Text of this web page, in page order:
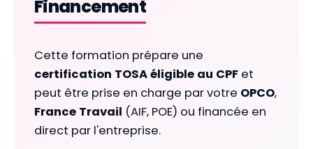
Financement
Cette formation prépare une
certification TOSA éligible au CPFet
peut être prise en charge par votre OPCO,
France Travail (AIF, POE) ou financée en
direct par l'entreprise.